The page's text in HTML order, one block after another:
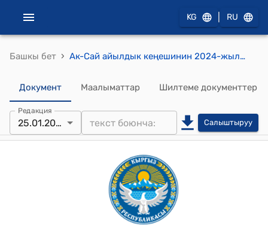
KG RU
Башкы бет › Ак-Сай айылдык кеңешинин 2024-жылдын 25-январындагы №37 "Ак-Сай айыл өкмөтүнүн ФЭБ башчысынын 2023-жылдагы жылдык отчетун кароо жөнүндө" токтому
Документ Маалыматтар Шилтеме документтер
Редакция
25.01.2024 Салыштыруу